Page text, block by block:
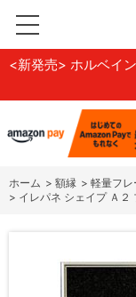
<新発売> ホルベイ
ホーム > 額縁 > 軽量フレ
> イレパネ シェイプ Ａ２